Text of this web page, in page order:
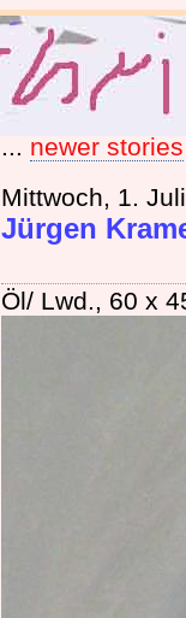
... newer stories
Mittwoch, 1.
Jürgen
Öl/ Lwd., 60 x